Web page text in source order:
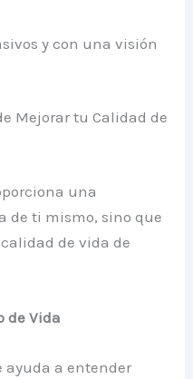
y con una visión
Mejorar tu Calidad de
una
de ti mismo, sino que
de vida de
de Vida
ayuda a entender